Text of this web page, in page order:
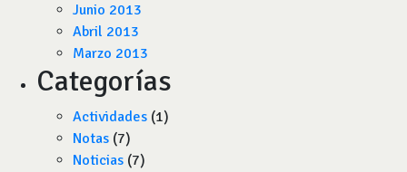
Junio 2013
Abril 2013
Marzo 2013
Categorías
Actividades (1)
Notas (7)
Noticias (7)